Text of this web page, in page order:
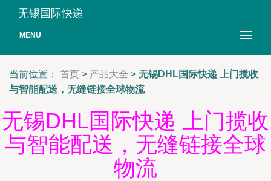
无锡国际快递
MENU
当前位置： 首页 > 产品大全 > 无锡DHL国际快递 上门揽收
与智能配送，无缝链接全球物流
无锡DHL国际快递 上门揽收
与智能配送，无缝链接全球
物流